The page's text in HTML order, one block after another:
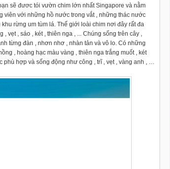
sẽ đươc tói vườn chim lớn nhất Singapore và nằm
viên với những hồ nước trong vắt , những thác nước
rừng um tùm lá. Thế giới loài chim nơi đây rất đa
vẹt , sáo , két , thiên nga , ... Chúng sống trên cây ,
từng đàn , nhơn nhơ , nhàn tản và vô lo. Có những
, hoàng hạc màu vàng , thiên nga trắng muốt , két
hợp và sống động như công , trĩ , vẹt , vàng anh , …